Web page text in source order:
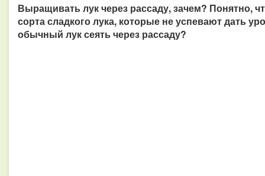
Выращивать лук через рассаду, зачем? Понятно,
сорта сладкого лука, которые не успевают дать
обычный лук сеять через рассаду?